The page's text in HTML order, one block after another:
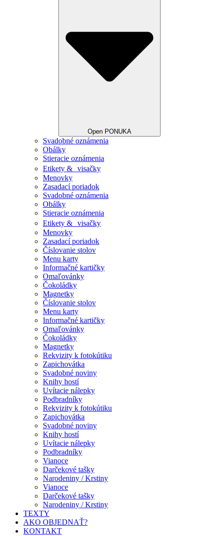
Open PONUKA
Svadobné oznámenia
Obálky
Stieracie oznámenia
Etikety & visačky
Menovky
Zasadací poriadok
Svadobné oznámenia
Obálky
Stieracie oznámenia
Etikety & visačky
Menovky
Zasadací poriadok
Číslovanie stolov
Menu karty
Informačné kartičky
Omaľovánky
Čokoládky
Magnetky
Číslovanie stolov
Menu karty
Informačné kartičky
Omaľovánky
Čokoládky
Magnetky
Rekvizity k fotokútiku
Zapichovátka
Svadobné noviny
Knihy hostí
Uvítacie nálepky
Podbradníky
Rekvizity k fotokútiku
Zapichovátka
Svadobné noviny
Knihy hostí
Uvítacie nálepky
Podbradníky
Vianoce
Darčekové tašky
Narodeniny / Krstiny
Vianoce
Darčekové tašky
Narodeniny / Krstiny
TEXTY
AKO OBJEDNAŤ?
KONTAKT